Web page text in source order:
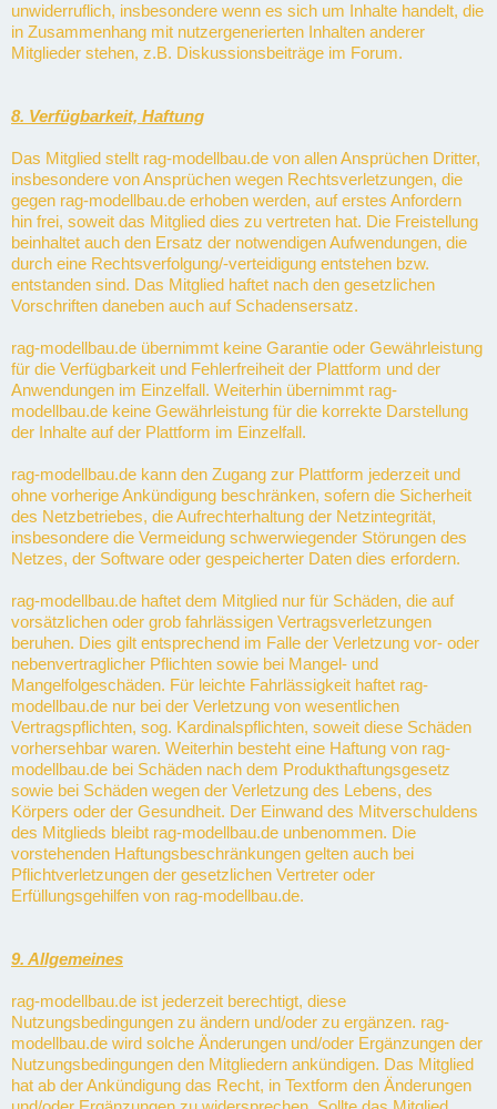
unwiderruflich, insbesondere wenn es sich um Inhalte handelt, die
in Zusammenhang mit nutzergenerierten Inhalten anderer
Mitglieder stehen, z.B. Diskussionsbeiträge im Forum.
8. Verfügbarkeit, Haftung
Das Mitglied stellt rag-modellbau.de von allen Ansprüchen Dritter,
insbesondere von Ansprüchen wegen Rechtsverletzungen, die
gegen rag-modellbau.de erhoben werden, auf erstes Anfordern
hin frei, soweit das Mitglied dies zu vertreten hat. Die Freistellung
beinhaltet auch den Ersatz der notwendigen Aufwendungen, die
durch eine Rechtsverfolgung/-verteidigung entstehen bzw.
entstanden sind. Das Mitglied haftet nach den gesetzlichen
Vorschriften daneben auch auf Schadensersatz.
rag-modellbau.de übernimmt keine Garantie oder Gewährleistung
für die Verfügbarkeit und Fehlerfreiheit der Plattform und der
Anwendungen im Einzelfall. Weiterhin übernimmt rag-
modellbau.de keine Gewährleistung für die korrekte Darstellung
der Inhalte auf der Plattform im Einzelfall.
rag-modellbau.de kann den Zugang zur Plattform jederzeit und
ohne vorherige Ankündigung beschränken, sofern die Sicherheit
des Netzbetriebes, die Aufrechterhaltung der Netzintegrität,
insbesondere die Vermeidung schwerwiegender Störungen des
Netzes, der Software oder gespeicherter Daten dies erfordern.
rag-modellbau.de haftet dem Mitglied nur für Schäden, die auf
vorsätzlichen oder grob fahrlässigen Vertragsverletzungen
beruhen. Dies gilt entsprechend im Falle der Verletzung vor- oder
nebenvertraglicher Pflichten sowie bei Mangel- und
Mangelfolgeschäden. Für leichte Fahrlässigkeit haftet rag-
modellbau.de nur bei der Verletzung von wesentlichen
Vertragspflichten, sog. Kardinalspflichten, soweit diese Schäden
vorhersehbar waren. Weiterhin besteht eine Haftung von rag-
modellbau.de bei Schäden nach dem Produkthaftungsgesetz
sowie bei Schäden wegen der Verletzung des Lebens, des
Körpers oder der Gesundheit. Der Einwand des Mitverschuldens
des Mitglieds bleibt rag-modellbau.de unbenommen. Die
vorstehenden Haftungsbeschränkungen gelten auch bei
Pflichtverletzungen der gesetzlichen Vertreter oder
Erfüllungsgehilfen von rag-modellbau.de.
9. Allgemeines
rag-modellbau.de ist jederzeit berechtigt, diese
Nutzungsbedingungen zu ändern und/oder zu ergänzen. rag-
modellbau.de wird solche Änderungen und/oder Ergänzungen der
Nutzungsbedingungen den Mitgliedern ankündigen. Das Mitglied
hat ab der Ankündigung das Recht, in Textform den Änderungen